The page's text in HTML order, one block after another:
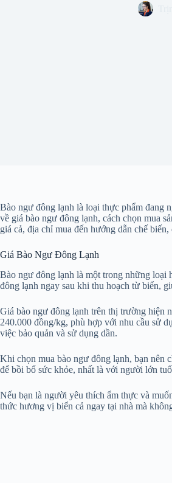
Bào ngư đông lạnh là loại thực phẩm đang
về giá bào ngư đông lạnh, cách chọn mua
giá cả, địa chỉ mua đến hướng dẫn chế
Giá Bào Ngư Đông Lạnh
Bào ngư đông lạnh là một trong những loại
đông lạnh ngay sau khi thu hoạch từ biển,
Giá bào ngư đông lạnh trên thị trường hiện
240.000 đồng/kg, phù hợp với nhu cầu sử
việc bảo quản và sử dụng dần.
Khi chọn mua bào ngư đông lạnh, bạn nên
để bồi bổ sức khỏe, nhất là với người lớn
Nếu bạn là người yêu thích ẩm thực và
thức hương vị biển cả ngay tại nhà mà